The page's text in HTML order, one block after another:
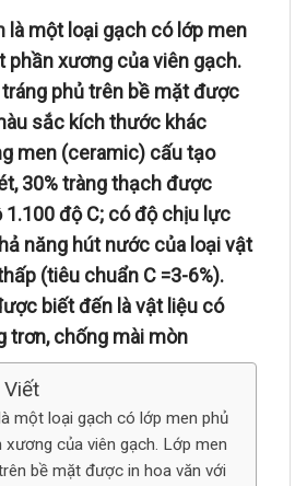
là một loại gạch có lớp men
phần xương của viên gạch.
phủ trên bề mặt được
sắc kích thước khác
men (ceramic) cấu tạo
30% tràng thạch được
1.100 độ C; có độ chịu lực
năng hút nước của loại vật
(tiêu chuẩn C =3-6%).
biết đến là vật liệu có
trơn, chống mài mòn
Viết
một loại gạch có lớp men phủ
xương của viên gạch. Lớp men
bề mặt được in hoa văn với